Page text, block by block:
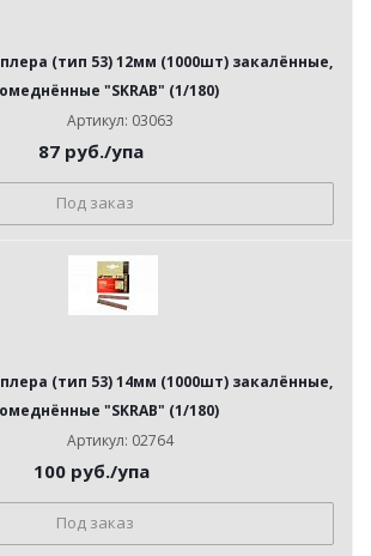
(тип 53) 12мм (1000шт) закалённые,
омеднённые "SKRAB" (1/180)
Артикул: 03063
87 руб./упа
Под заказ
(тип 53) 14мм (1000шт) закалённые,
омеднённые "SKRAB" (1/180)
Артикул: 02764
100руб./упа
Под заказ